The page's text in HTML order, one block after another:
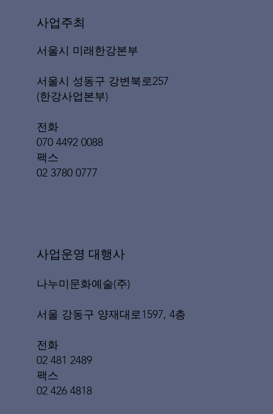
사업주최
서울시 미래한강본부
서울시 성동구 강변북로257
(한강사업본부)
전화
070 4492 0088
팩스
02 3780 0777
​사업운영 대행사
나누미문화예술(주)
서울 강동구 양재대로1597, 4층
전화
02 481 2489
팩스
02 426 4818